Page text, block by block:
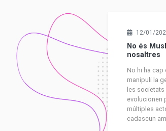
12/01/
No és
nosaltres
No hi ha
manipuli la
les
evolucionen
múltiples
cadascun